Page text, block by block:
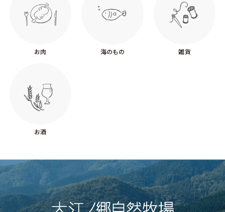
お肉 海のもの 雑貨
お酒